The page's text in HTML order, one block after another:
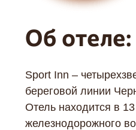
Об отеле:
Sport Inn –
береговой линии
Отель находится в
железнодорожного